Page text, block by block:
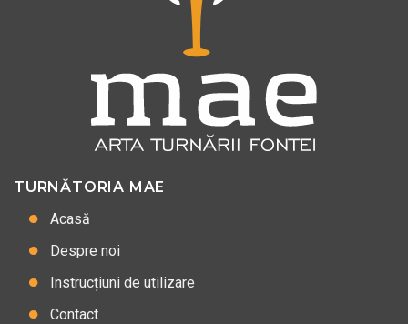
TURNĂTORIA MAE
Acasă
Despre noi
Instrucțiuni de utilizare
Contact